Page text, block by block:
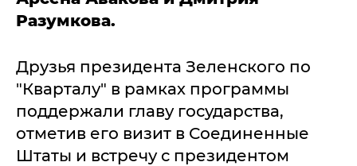
Разумкова.
Друзья президента Зеленского по
"Кварталу" в рамках программы
поддержали главу государства,
отметив его визит в Соединенные
Штаты и встречу с президентом